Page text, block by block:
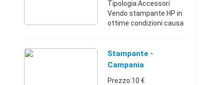
Tipologia:Accessori
Vendo stampante HP in
ottime condizioni causa
fotocopiatrice. Cartucce
semi nuove comprese.
Stampante -
Campania
Prezzo:10 €